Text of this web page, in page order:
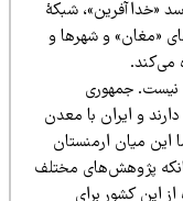
شبکۀ
و شهرها و
جمهوری
ایران با معدن
ارمنستان
پژوهش‌های مختلف
کشور برای